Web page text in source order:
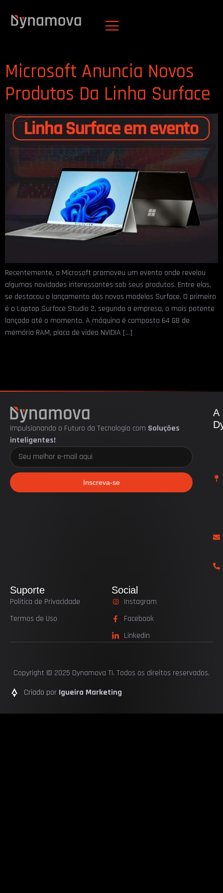
Tag:Placa NVIDIA
Microsoft Anuncia Novos
Produtos Da Linha Surface
Recentemente, a Microsoft promoveu um evento onde revelou
algumas novidades interessantes sob seus produtos. Entre elas,
se destacou o lançamento dos novos modelos Surface. O primeiro
é o Laptop Surface Studio 2, segundo a empresa, o mais potente
lançado até o momento. A máquina é composta 64 GB de
memória RAM, placa de vídeo NVIDIA […]
Impulsionando o Futuro da Tecnologia com Soluções
inteligentes!
Inscreva-se
A
Suporte
Politica de Privacidade
Termos de Uso
Social
Instagram
Facebook
Linkedin
Copyright © 2025 Dynamova TI. Todos os direitos reservados.
Criado por Igueira Marketing